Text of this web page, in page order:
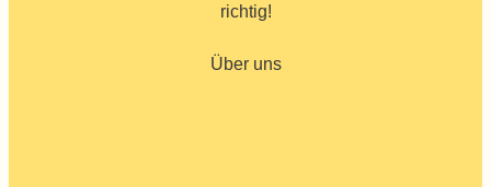
richtig!
Über uns